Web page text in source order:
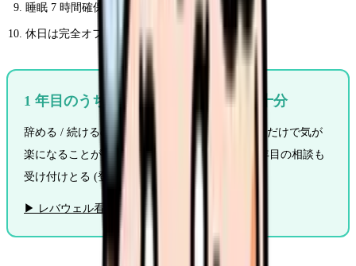
睡眠 7 時間確保
休日は完全オフ (反芻思考を断つ)
1 年目のうちは "情報収集だけ" でも十分
辞める / 続けるの判断前に、外の求人市場を見るだけで気が
楽になることがある。レバウェル看護は新卒 1 年目の相談も
受け付けとる (登録だけで動かなくても OK)。
▶ レバウェル看護に無料相談する